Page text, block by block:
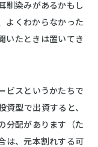
馴染みがあるかもし
よくわからなかった
いたときは置いてき
ビスというかたちで
型で出資すると、
分配があります（た
は、元本割れする可